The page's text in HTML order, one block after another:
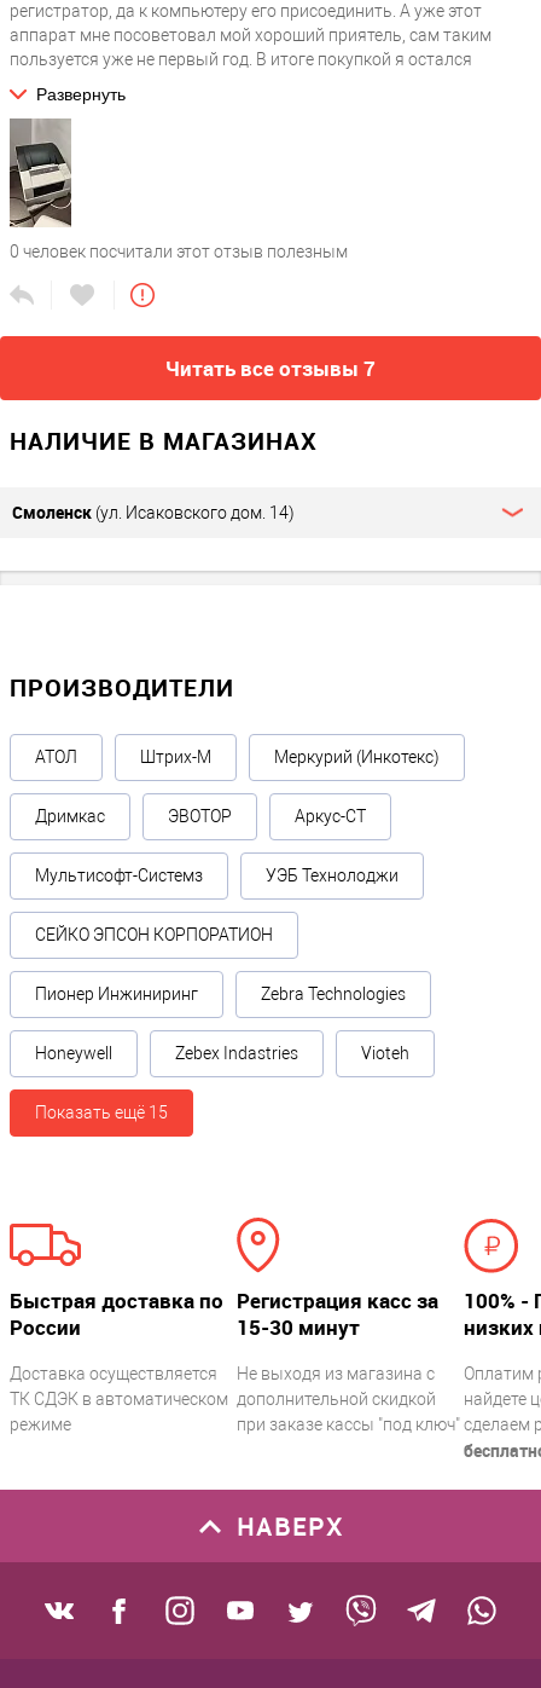
регистратор, да к компьютеру его присоединить. А уже этот
аппарат мне посоветовал мой хороший приятель, сам таким
пользуется уже не первый год. В итоге покупкой я остался
печатает быстро. Единственное иногда с 1С подвисает, и бывает
Развернуть
0 человек посчитали этот отзыв полезным
Читать все отзывы 7
НАЛИЧИЕ В МАГАЗИНАХ
Смоленск (ул. Исаковского дом. 14)
ПРОИЗВОДИТЕЛИ
АТОЛ Штрих-М Меркурий (Инкотекс)
Дримкас ЭВОТОР Аркус-СТ
Мультисофт-Системз УЭБ Технолоджи
СЕЙКО ЭПСОН КОРПОРАТИОН
Пионер Инжиниринг Zebra Technologies
Honeywell Zebex Indastries Vioteh
Показать ещё 15
Быстрая доставка по
России
Доставка осуществляется
ТК СДЭК в автоматическом
режиме
Регистрация касс за
15-30 минут
Не выходя из магазина с
дополнительной скидкой
при заказе кассы "под ключ"
100% -
низких
Оплатим
найдете
сделаем
НАВЕРХ